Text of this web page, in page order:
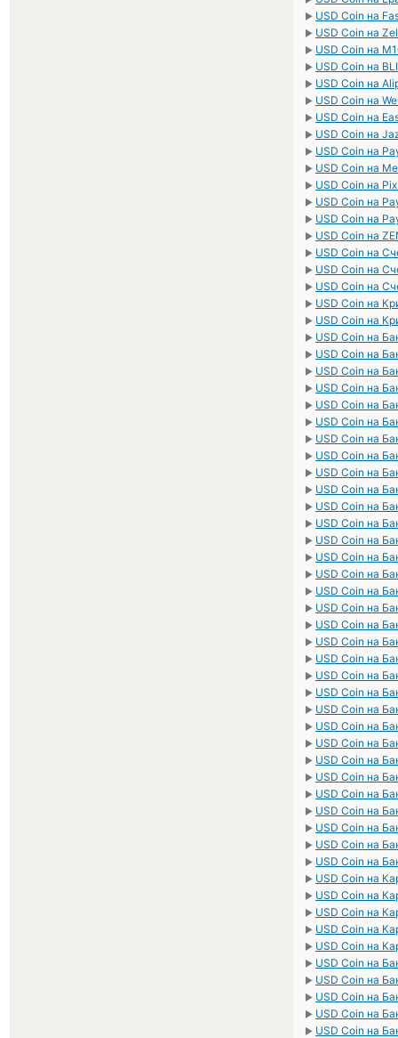
► USD Coin на
► USD Coin на
► USD Coin на
► USD Coin на
► USD Coin на
► USD Coin на
► USD Coin на
► USD Coin на
► USD Coin на
► USD Coin на
► USD Coin на
► USD Coin на
► USD Coin на
► USD Coin на
► USD Coin на
► USD Coin на
► USD Coin на
► USD Coin на
► USD Coin на
► USD Coin на
► USD Coin на
► USD Coin на
► USD Coin на
► USD Coin на
► USD Coin на
► USD Coin на
► USD Coin на
► USD Coin на
► USD Coin на
► USD Coin на
► USD Coin на
► USD Coin на
► USD Coin на
► USD Coin на
► USD Coin на
► USD Coin на
► USD Coin на
► USD Coin на
► USD Coin на
► USD Coin на
► USD Coin на
► USD Coin на
► USD Coin на
► USD Coin на
► USD Coin на
► USD Coin на
► USD Coin на
► USD Coin на
► USD Coin на
► USD Coin на
► USD Coin на
► USD Coin на
► USD Coin на
► USD Coin на
► USD Coin на
► USD Coin на
► USD Coin на
► USD Coin на
► USD Coin на
► USD Coin на
► USD Coin на